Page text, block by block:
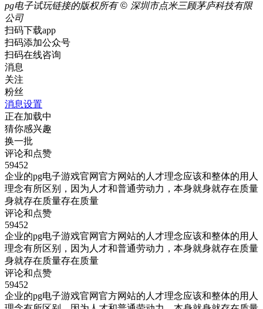
pg电子试玩链接的版权所有 © 深圳市点米三顾茅庐科技有限
公司
扫码下载app
扫码添加公众号
扫码在线咨询
消息
关注
粉丝
消息设置
正在加载中
猜你感兴趣
换一批
评论和点赞
59452
企业的pg电子游戏官网官方网站的人才理念应该和整体的用人
理念有所区别，因为人才和普通劳动力，本身就身就存在质量
身就存在质量存在质量
评论和点赞
59452
企业的pg电子游戏官网官方网站的人才理念应该和整体的用人
理念有所区别，因为人才和普通劳动力，本身就身就存在质量
身就存在质量存在质量
评论和点赞
59452
企业的pg电子游戏官网官方网站的人才理念应该和整体的用人